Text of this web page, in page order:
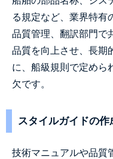
る規定など、業界特有
品質管理、翻訳部門で
品質を向上させ、長期
に、船級規則で定めら
欠です。
スタイルガイドの作
技術マニュアルや品質